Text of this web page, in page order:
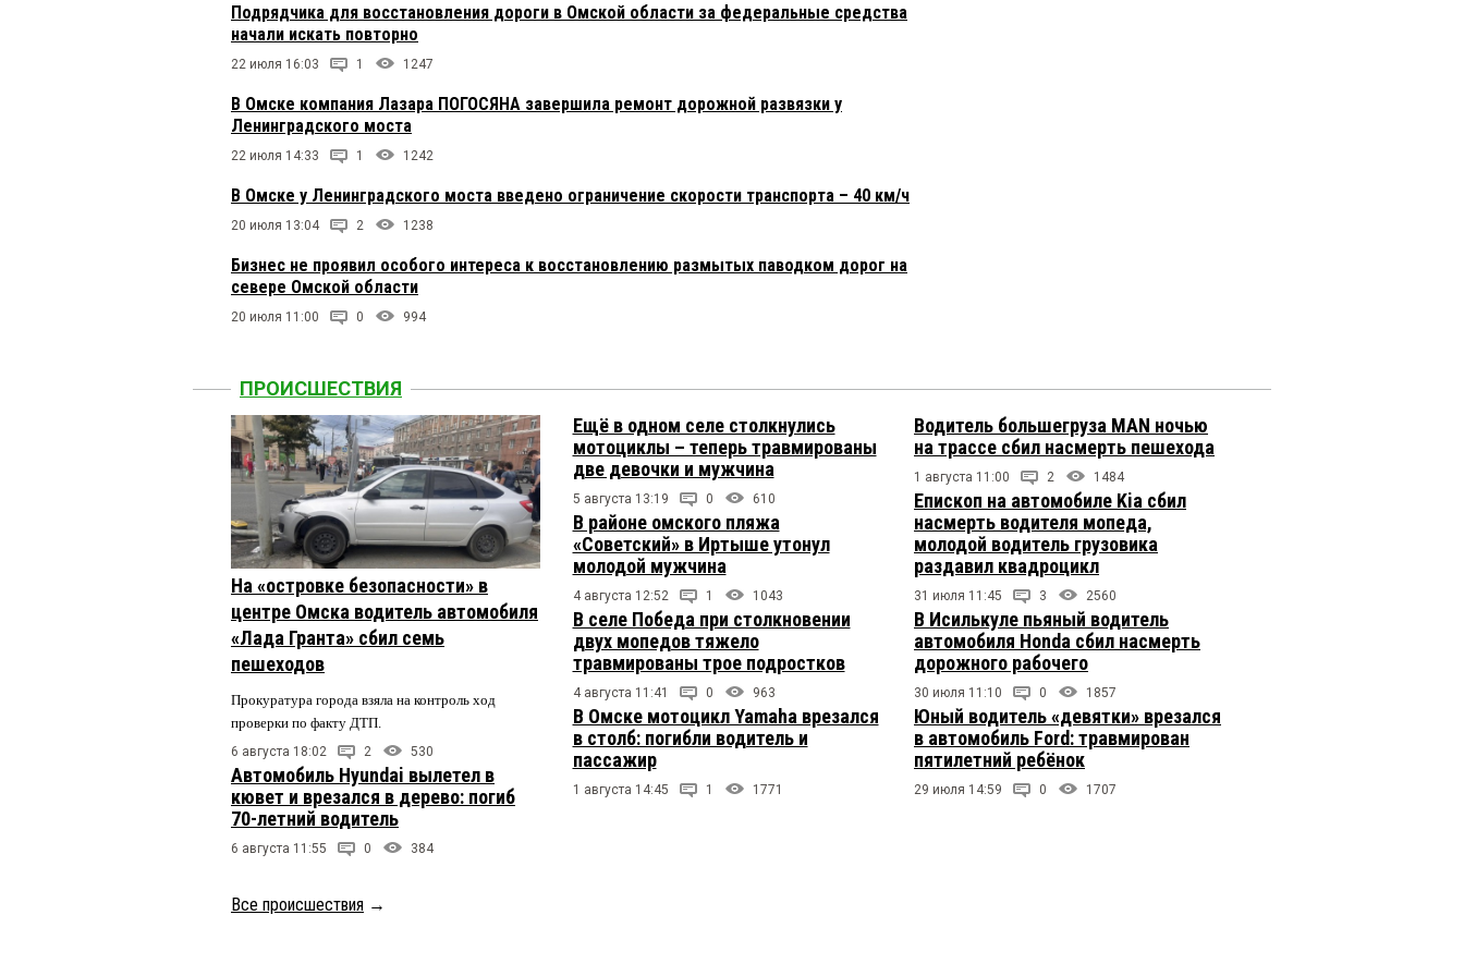
Подрядчика для восстановления дороги в Омской области за федеральные средства
начали искать повторно
22 июля 16:03 1 1247
В Омске компания Лазара ПОГОСЯНА завершила ремонт дорожной развязки у
Ленинградского моста
22 июля 14:33 1 1242
В Омске у Ленинградского моста введено ограничение скорости транспорта – 40 км/ч
20 июля 13:04 2 1238
Бизнес не проявил особого интереса к восстановлению размытых паводком дорог на
севере Омской области
20 июля 11:00 0 994
ПРОИСШЕСТВИЯ
На «островке безопасности» в
центре Омска водитель автомобиля
«Лада Гранта» сбил семь
пешеходов
Прокуратура города взяла на контроль ход
проверки по факту ДТП.
6 августа 18:02 2 530
Автомобиль Hyundai вылетел в
кювет и врезался в дерево: погиб
70-летний водитель
6 августа 11:55 0 384
Ещё в одном селе столкнулись
мотоциклы – теперь травмированы
две девочки и мужчина
5 августа 13:19 0 610
В районе омского пляжа
«Советский» в Иртыше утонул
молодой мужчина
4 августа 12:52 1 1043
В селе Победа при столкновении
двух мопедов тяжело
травмированы трое подростков
4 августа 11:41 0 963
В Омске мотоцикл Yamaha врезался
в столб: погибли водитель и
пассажир
1 августа 14:45 1 1771
Водитель большегруза MAN ночью
на трассе сбил насмерть пешехода
1 августа 11:00 2 1484
Епископ на автомобиле Kia сбил
насмерть водителя мопеда,
молодой водитель грузовика
раздавил квадроцикл
31 июля 11:45 3 2560
В Исилькуле пьяный водитель
автомобиля Honda сбил насмерть
дорожного рабочего
30 июля 11:10 0 1857
Юный водитель «девятки» врезался
в автомобиль Ford: травмирован
пятилетний ребёнок
29 июля 14:59 0 1707
Все происшествия →